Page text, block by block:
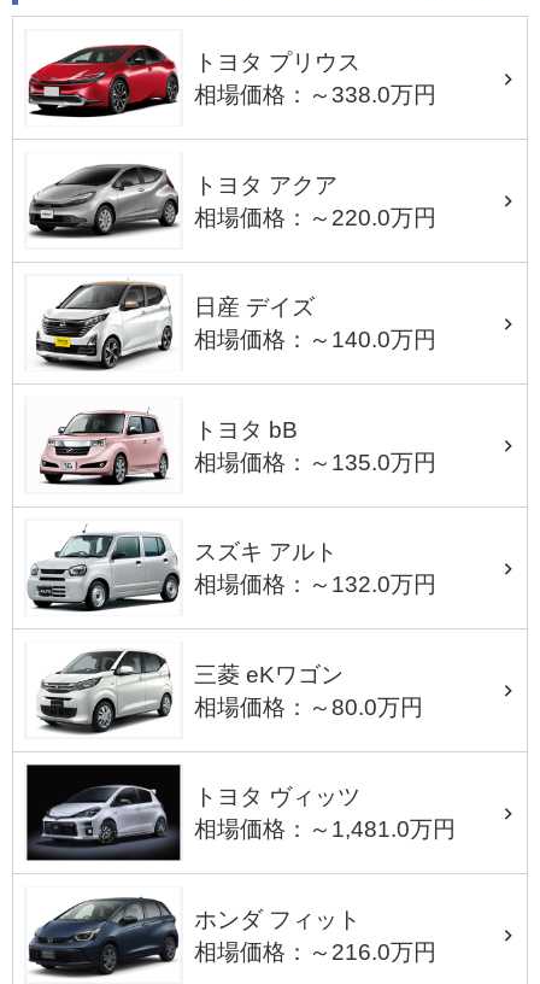
トヨタ プリウス
相場価格：～338.0万円
トヨタ アクア
相場価格：～220.0万円
日産 デイズ
相場価格：～140.0万円
トヨタ bB
相場価格：～135.0万円
スズキ アルト
相場価格：～132.0万円
三菱 eKワゴン
相場価格：～80.0万円
トヨタ ヴィッツ
相場価格：～1,481.0万円
ホンダ フィット
相場価格：～216.0万円